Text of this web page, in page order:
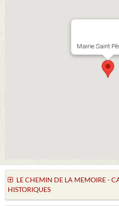
Mairie Saint
LE CHEMIN DE LA MEMOIRE -
HISTORIQUES